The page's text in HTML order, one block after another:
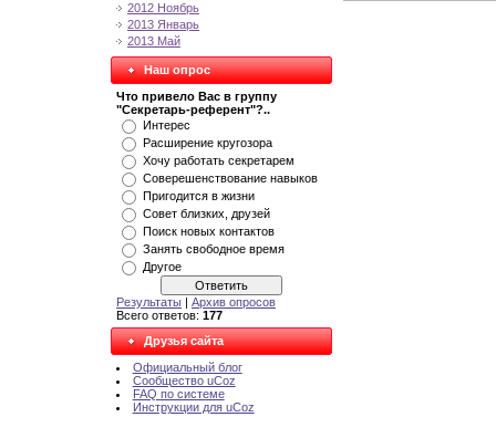
2012 Ноябрь
2013 Январь
2013 Май
Наш опрос
Что привело Вас в группу
"Секретарь-референт"?..
Интерес
Расширение кругозора
Хочу работать секретарем
Соверешенствование навыков
Пригодится в жизни
Совет близких, друзей
Поиск новых контактов
Занять свободное время
Другое
Результаты | Архив опросов
Всего ответов: 177
Друзья сайта
Официальный блог
Сообщество uCoz
FAQ по системе
Инструкции для uCoz